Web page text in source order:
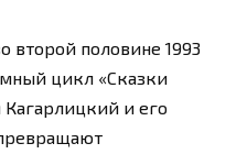
второй половине 1993
цикл «Сказки
Кагарлицкий и его